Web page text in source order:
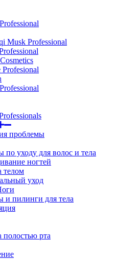
Musk Professional
Profesional
проблемы
по уходу для волос и тела
ногтей
телом
уход
и пилинги для тела
полостью рта